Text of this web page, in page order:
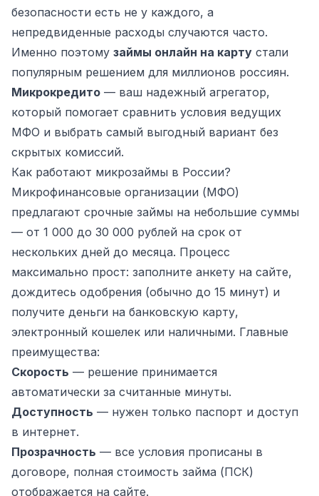
безопасности есть не у каждого, а
непредвиденные расходы случаются часто.
Именно поэтому займы онлайн на карту стали
популярным решением для миллионов россиян.
Микрокредито — ваш надежный агрегатор,
который помогает сравнить условия ведущих
МФО и выбрать самый выгодный вариант без
скрытых комиссий.
Как работают микрозаймы в России?
Микрофинансовые организации (МФО)
предлагают срочные займы на небольшие суммы
— от 1 000 до 30 000 рублей на срок от
нескольких дней до месяца. Процесс
максимально прост: заполните анкету на сайте,
дождитесь одобрения (обычно до 15 минут) и
получите деньги на банковскую карту,
электронный кошелек или наличными. Главные
преимущества:
Скорость — решение принимается
автоматически за считанные минуты.
Доступность — нужен только паспорт и доступ
в интернет.
Прозрачность — все условия прописаны в
договоре, полная стоимость займа (ПСК)
отображается на сайте.